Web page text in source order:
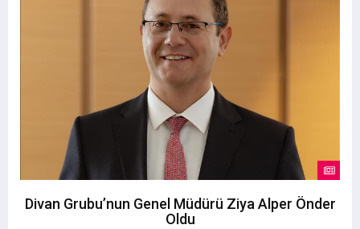
Divan Grubu’nun Genel Müdürü Ziya Alper Önder
Oldu